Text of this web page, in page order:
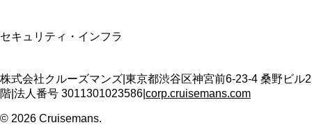
セキュリティ・インフラ
株式会社クルーズマンズ 東京都渋谷区神宮前6-23-4 桑野ビル2
階 法人番号 3011301023586 corp.cruisemans.com
© 2026 Cruisemans.